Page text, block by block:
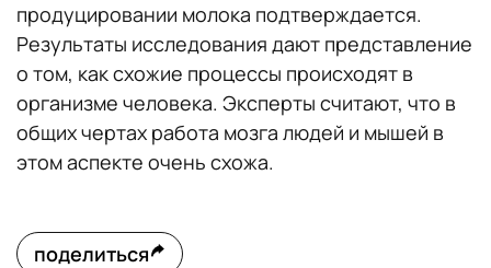
продуцировании молока подтверждается.
Результаты исследования дают представление
о том, как схожие процессы происходят в
организме человека. Эксперты считают, что в
общих чертах работа мозга людей и мышей в
этом аспекте очень схожа.
поделиться